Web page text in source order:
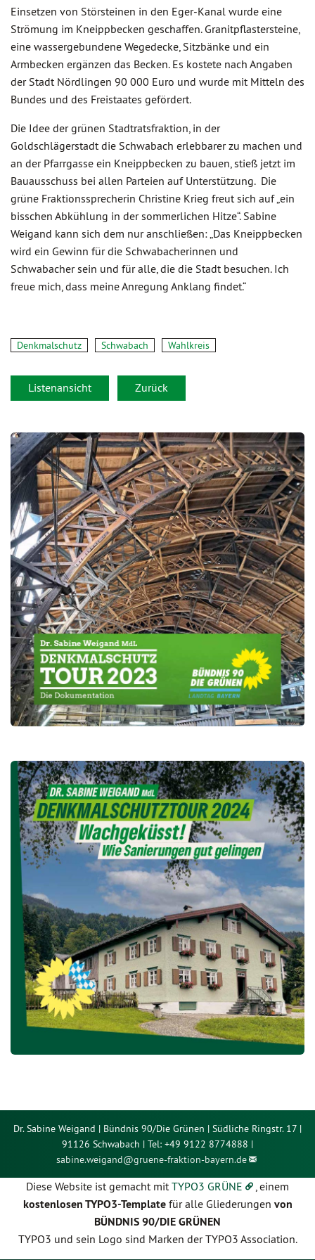
Einsetzen von Störsteinen in den Eger-Kanal wurde eine
Strömung im Kneippbecken geschaffen. Granitpflastersteine,
eine wassergebundene Wegedecke, Sitzbänke und ein
Armbecken ergänzen das Becken. Es kostete nach Angaben
der Stadt Nördlingen 90 000 Euro und wurde mit Mitteln des
Bundes und des Freistaates gefördert.
Die Idee der grünen Stadtratsfraktion, in der
Goldschlägerstadt die Schwabach erlebbarer zu machen und
an der Pfarrgasse ein Kneippbecken zu bauen, stieß jetzt im
Bauausschuss bei allen Parteien auf Unterstützung. Die
grüne Fraktionssprecherin Christine Krieg freut sich auf „ein
bisschen Abkühlung in der sommerlichen Hitze“. Sabine
Weigand kann sich dem nur anschließen: „Das Kneippbecken
wird ein Gewinn für die Schwabacherinnen und
Schwabacher sein und für alle, die die Stadt besuchen. Ich
freue mich, dass meine Anregung Anklang findet.“
Denkmalschutz Schwabach Wahlkreis
Listenansicht Zurück
Dr. Sabine Weigand | Bündnis 90/Die Grünen | Südliche Ringstr. 17 |
91126 Schwabach | Tel: +49 9122 8774888 |
sabine.weigand@gruene-fraktion-bayern.de
Diese Website ist gemacht mitTYPO3 GRÜNE , einem
kostenlosen TYPO3-Templatefür alle Gliederungen von
BÜNDNIS 90/DIE GRÜNEN
TYPO3 und sein Logo sind Marken der TYPO3 Association.